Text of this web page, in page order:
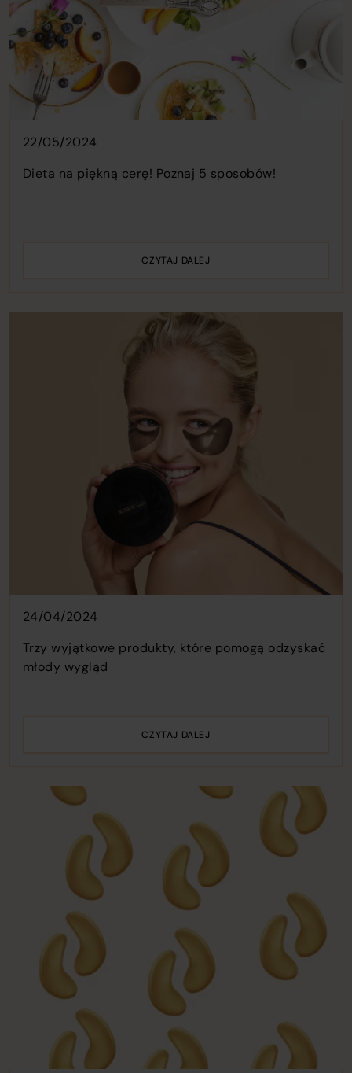
22/05/2024
Dieta na piękną cerę! Poznaj 5 sposobów!
CZYTAJ DALEJ
24/04/2024
Trzy wyjątkowe produkty, które pomogą odzyskać
młody wygląd
CZYTAJ DALEJ